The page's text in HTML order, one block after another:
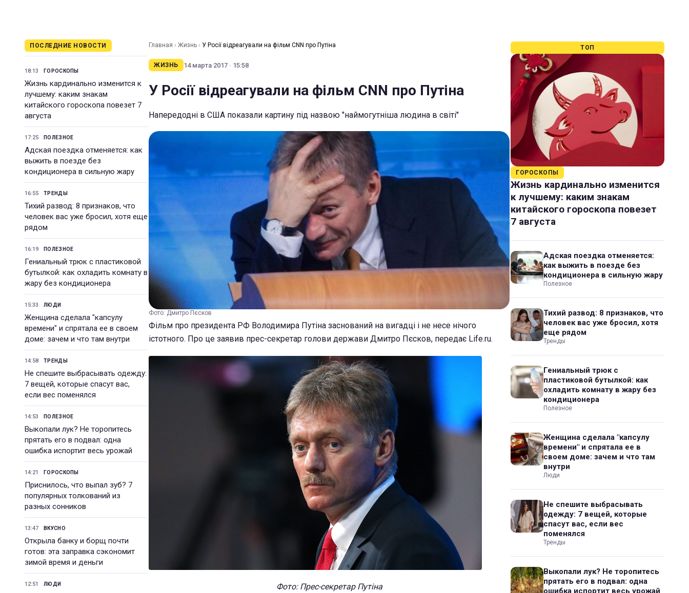
ПОСЛЕДНИЕ НОВОСТИ
18:13 ГОРОСКОПЫ
Жизнь кардинально изменится к
лучшему: каким знакам
китайского гороскопа повезет 7
августа
17:25 ПОЛЕЗНОЕ
Адская поездка отменяется: как
выжить в поезде без
кондиционера в сильную жару
16:55 ТРЕНДЫ
Тихий развод: 8 признаков, что
человек вас уже бросил, хотя еще
рядом
16:19 ПОЛЕЗНОЕ
Гениальный трюк с пластиковой
бутылкой: как охладить комнату в
жару без кондиционера
15:33 ЛЮДИ
Женщина сделала "капсулу
времени" и спрятала ее в своем
доме: зачем и что там внутри
14:58 ТРЕНДЫ
Не спешите выбрасывать одежду:
7 вещей, которые спасут вас,
если вес поменялся
14:53 ПОЛЕЗНОЕ
Выкопали лук? Не торопитесь
прятать его в подвал: одна
ошибка испортит весь урожай
14:21 ГОРОСКОПЫ
Приснилось, что выпал зуб? 7
популярных толкований из
разных сонников
13:47 ВКУСНО
Открыла банку и борщ почти
готов: эта заправка сэкономит
зимой время и деньги
12:51 ЛЮДИ
Главная › Жизнь › У Росії відреагували на фільм CNN про Путіна
ЖИЗНЬ 14 марта 2017 · 15:58
У Росії відреагували на фільм CNN про Путіна
Напередодні в США показали картину під назвою "наймогутніша людина в світі"
Фото: Дмитро Пєсков
Фільм про президента РФ Володимира Путіна заснований на вигадці і не несе нічого
істотного. Про це заявив прес-секретар голови держави Дмитро Пєсков, передає Life.ru.
Фото: Прес-секретар Путіна
ТОП
ГОРОСКОПЫ
Жизнь кардинально изменится
к лучшему: каким знакам
китайского гороскопа повезет
7 августа
Адская поездка отменяется:
как выжить в поезде без
кондиционера в сильную жару
Полезное
Тихий развод: 8 признаков, что
человек вас уже бросил, хотя
еще рядом
Тренды
Гениальный трюк с
пластиковой бутылкой: как
охладить комнату в жару без
кондиционера
Полезное
Женщина сделала "капсулу
времени" и спрятала ее в
своем доме: зачем и что там
внутри
Люди
Не спешите выбрасывать
одежду: 7 вещей, которые
спасут вас, если вес
поменялся
Тренды
Выкопали лук? Не торопитесь
прятать его в подвал: одна
ошибка испортит весь урожай